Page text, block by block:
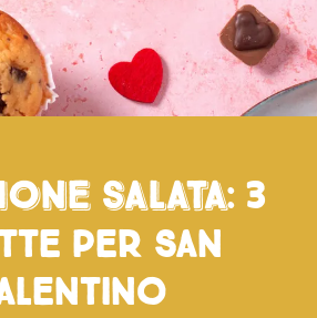
salata: 3
per San